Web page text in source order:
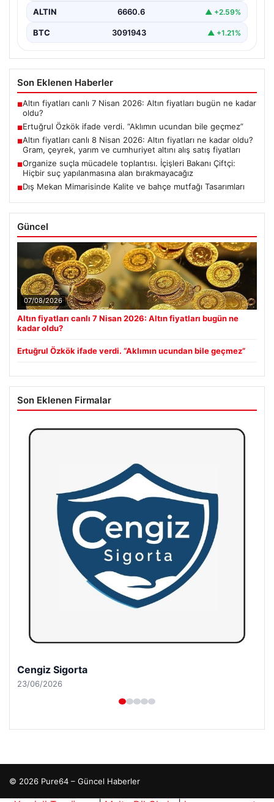
ALTIN 6660.6 ▲ +2.59%
BTC 3091943 ▲ +1.21%
Son Eklenen Haberler
■Altın fiyatları canlı 7 Nisan 2026: Altın fiyatları bugün ne kadar
oldu?
■Ertuğrul Özkök ifade verdi. “Aklımın ucundan bile geçmez”
■Altın fiyatları canlı 8 Nisan 2026: Altın fiyatları ne kadar oldu?
Gram, çeyrek, yarım ve cumhuriyet altını alış satış fiyatları
■Organize suçla mücadele toplantısı. İçişleri Bakanı Çiftçi:
Hiçbir suç yapılanmasına alan bırakmayacağız
■Dış Mekan Mimarisinde Kalite ve bahçe mutfağı Tasarımları
Güncel
07/08/2026
Altın fiyatları canlı 7 Nisan 2026: Altın fiyatları bugün ne
kadar oldu?
Ertuğrul Özkök ifade verdi. “Aklımın ucundan bile geçmez”
Son Eklenen Firmalar
Cengiz Sigorta
23/06/2026
© 2026 Pure64 – Güncel Haberler